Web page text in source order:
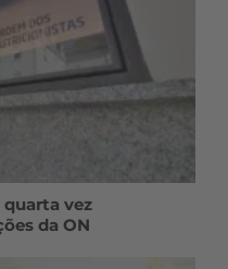
quarta vez
da ON